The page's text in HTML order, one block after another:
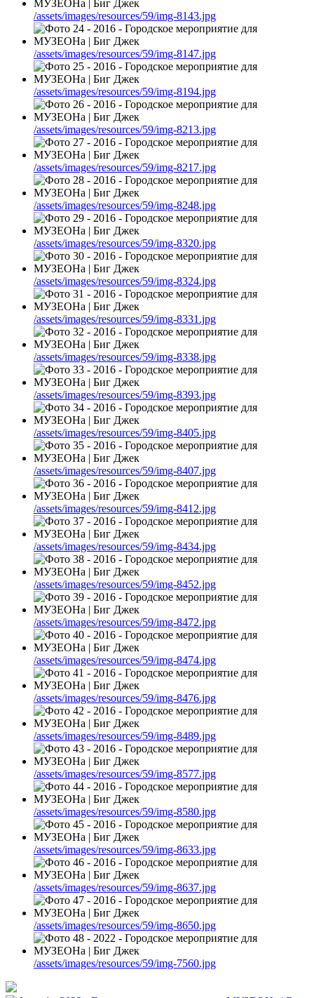
/assets/images/resources/59/img-8143.jpg
/assets/images/resources/59/img-8147.jpg
/assets/images/resources/59/img-8194.jpg
/assets/images/resources/59/img-8213.jpg
/assets/images/resources/59/img-8217.jpg
/assets/images/resources/59/img-8248.jpg
/assets/images/resources/59/img-8320.jpg
/assets/images/resources/59/img-8324.jpg
/assets/images/resources/59/img-8331.jpg
/assets/images/resources/59/img-8338.jpg
/assets/images/resources/59/img-8393.jpg
/assets/images/resources/59/img-8405.jpg
/assets/images/resources/59/img-8407.jpg
/assets/images/resources/59/img-8412.jpg
/assets/images/resources/59/img-8434.jpg
/assets/images/resources/59/img-8452.jpg
/assets/images/resources/59/img-8472.jpg
/assets/images/resources/59/img-8474.jpg
/assets/images/resources/59/img-8476.jpg
/assets/images/resources/59/img-8489.jpg
/assets/images/resources/59/img-8577.jpg
/assets/images/resources/59/img-8580.jpg
/assets/images/resources/59/img-8633.jpg
/assets/images/resources/59/img-8637.jpg
/assets/images/resources/59/img-8650.jpg
/assets/images/resources/59/img-7560.jpg